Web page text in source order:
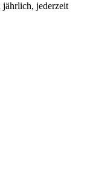
jährlich, jederzeit